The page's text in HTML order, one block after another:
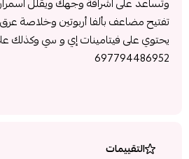
تفتيح مضاعف بألفا أربوتين وخلاصة
يحتوي على فيتامينات إي و سي وكذلك على
697794486952
التقييمات